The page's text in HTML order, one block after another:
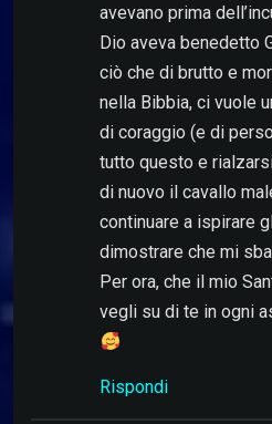
avevano prima
Dio aveva benedetto
ciò che di brutto e
nella Bibbia, ci vuole
di coraggio (e di
tutto questo e
di nuovo il cavallo
continuare a ispirare
dimostrare che mi
Per ora, che il mio
vegli su di te in ogni
Rispondi